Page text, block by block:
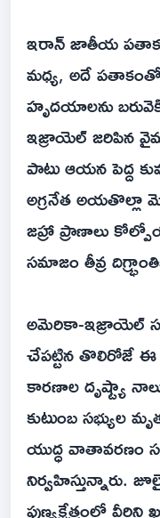
ఇరాన్ జాతీయ
మధ్య, అదే
హృదయాలను
ఇజ్రాయెల్ జరిపిన
పాటు ఆయన పెద్ద
అగ్రనేత అయతొల్లా
జహ్రా ప్రాణాలు
సమాజం తీవ్ర
అమెరికా-ఇజ్రాయెల్
చేపట్టిన తొలిరోజే
కారణాల దృష్ట్యా
కుటుంబ సభ్యుల
యుద్ధ వాతావరణం
పుణ్యక్షేత్రంలో